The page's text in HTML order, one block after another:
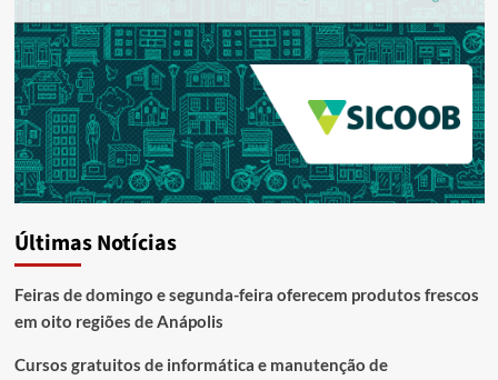
Últimas Notícias
Feiras de domingo e segunda-feira oferecem produtos frescos
em oito regiões de Anápolis
Cursos gratuitos de informática e manutenção de